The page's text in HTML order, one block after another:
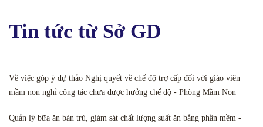
Tin tức từ Sở GD
Về việc góp ý dự thảo Nghị quyết về chế độ trợ cấp đối với giáo viên
mầm non nghỉ công tác chưa được hưởng chế độ - Phòng Mầm Non
Quản lý bữa ăn bán trú, giám sát chất lượng suất ăn bằng phần mềm -